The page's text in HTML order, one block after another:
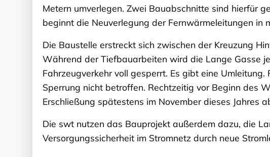
Metern umverlegen. Zwei Bauabschnitte sind hierfür
beginnt die Neuverlegung der Fernwärmeleitungen in
Die Baustelle erstreckt sich zwischen der Kreuzung
Während der Tiefbauarbeiten wird die Lange Gasse
Fahrzeugverkehr voll gesperrt. Es gibt eine
Sperrung nicht betroffen. Rechtzeitig vor Beginn des
Erschließung spätestens im November dieses Jahres
Die swt nutzen das Bauprojekt außerdem dazu, die
Versorgungssicherheit im Stromnetz durch neue